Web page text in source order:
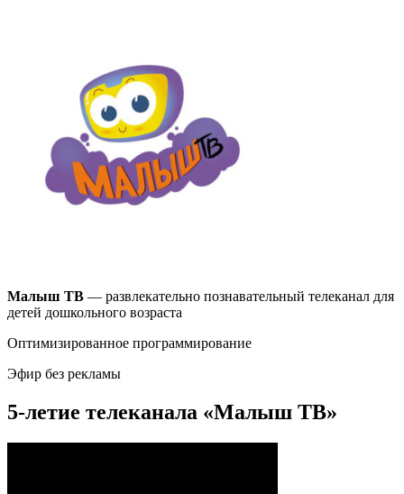
Малыш ТВ — развлекательно познавательный телеканал для
детей дошкольного возраста
Оптимизированное программирование
Эфир без рекламы
5-летие телеканала «Малыш ТВ»